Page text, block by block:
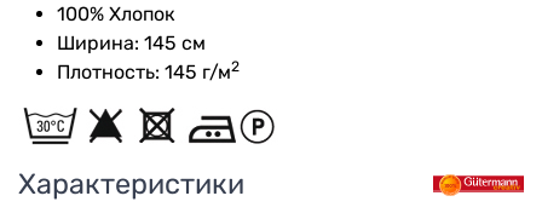
100% Хлопок
Ширина: 145 см
Плотность: 145 г/м2
Характеристики